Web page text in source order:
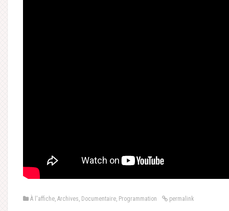
À l'affiche, Archives, Documentaire, Programmation permalink